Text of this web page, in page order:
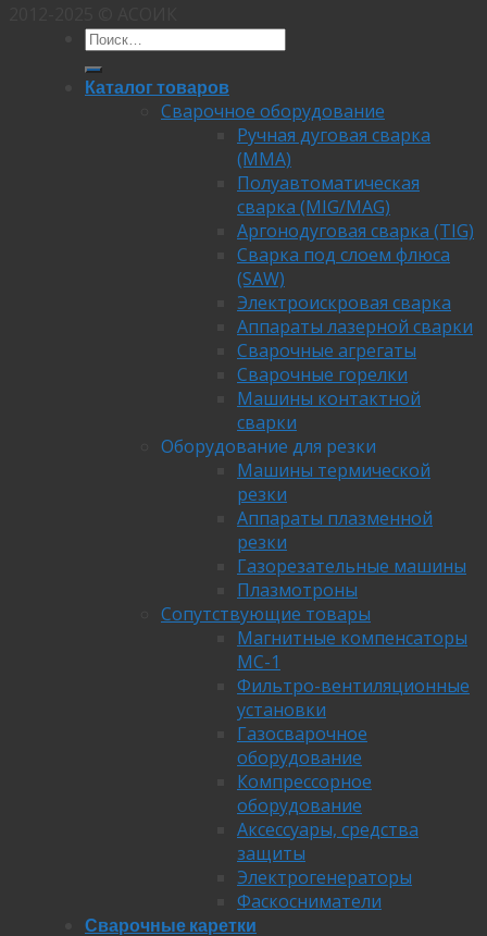
Каталог товаров
Сварочное оборудование
Ручная дуговая сварка
(MMA)
Полуавтоматическая
сварка (MIG/MAG)
Аргонодуговая сварка (TIG)
Сварка под слоем флюса
(SAW)
Электроискровая сварка
Аппараты лазерной сварки
Сварочные агрегаты
Сварочные горелки
Машины контактной
сварки
Оборудование для резки
Машины термической
резки
Аппараты плазменной
резки
Газорезательные машины
Плазмотроны
Сопутствующие товары
Магнитные компенсаторы
МС-1
Фильтро-вентиляционные
установки
Газосварочное
оборудование
Компрессорное
оборудование
Аксессуары, средства
защиты
Электрогенераторы
Фаскосниматели
Сварочные каретки